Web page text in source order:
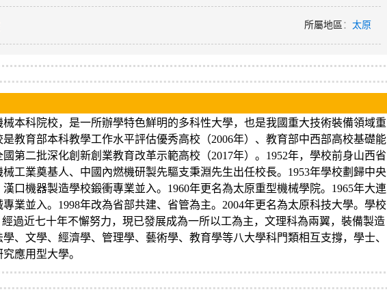
所屬地區 ： 太原
本科院校，是一所辦學特色鮮明的多科性大學，也是我國重大技術裝備領域重
教育部本科教學工作水平評估優秀高校（2006年）、教育部中西部高校基礎能
第二批深化創新創業教育改革示範高校（2017年）。1952年，學校前身山西省
工業奠基人、中國內燃機研製先驅支秉淵先生出任校長。1953年學校劃歸中央
口機器製造學校鍛衝專業並入。1960年更名為太原重型機械學院。1965年大連
業並入。1998年改為省部共建、省管為主。2004年更名為太原科技大學。學校
過近七十年不懈努力，現已發展成為一所以工為主，文理科為兩翼，裝備製造
、文學、經濟學、管理學、藝術學、教育學等八大學科門類相互支撐，學士、
應用型大學。